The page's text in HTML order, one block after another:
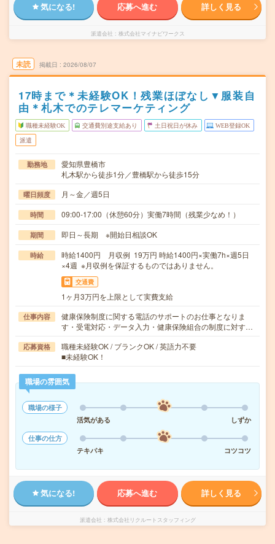
気になる! 応募へ進む 詳しく見る
派遣会社 株式会社マイナビワークス
未読 掲載日 2026/08/07
17時まで＊未経験OK！残業ほぼなし▼服装自
由＊札木でのテレマーケティング
職種未経験OK 交通費別途支給あり 土日祝日が休み WEB登録OK
派遣
勤務地
愛知県豊橋市
札木駅から徒歩1分／豊橋駅から徒歩15分
曜日頻度 月～金／週5日
時間 09:00-17:00（休憩60分）実働7時間（残業少なめ！）
期間 即日～長期 ※開始日相談OK
時給
時給1400円 月収例 19万円 時給1400円×実働7h×週5日
×4週 ※月収例を保証するものではありません。
交通費
1ヶ月3万円を上限として実費支給
仕事内容
健康保険制度に関する電話のサポートのお仕事となりま
す・受電対応・データ入力・健康保険組合の制度に対す…
応募資格
職種未経験OK / ブランクOK / 英語力不要
■未経験OK！
職場の雰囲気
職場の様子
活気がある
しずか
仕事の仕方
テキパキ
コツコツ
気になる! 応募へ進む 詳しく見る
派遣会社 株式会社リクルートスタッフィング